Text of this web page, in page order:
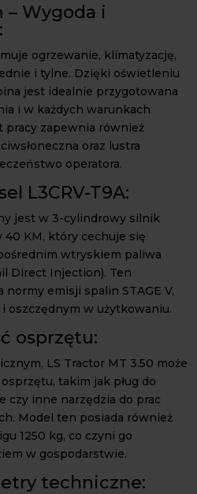
Wygoda i
ogrzewanie, klimatyzację,
i tylne. Dzięki oświetleniu
jest idealnie przygotowana
i w każdych warunkach
pracy zapewnia również
oraz lustra
operatora.
L3CRV-T9A:
jest w 3-cylindrowy silnik
40 KM, który cechuje się
wtryskiem paliwa
Direct Injection). Ten
emisji spalin STAGE V,
oszczędnym w użytkowaniu.
osprzętu:
LS Tractor MT 3.50 może
takim jak pług do
czy inne narzędzia do prac
Model ten posiada również
1250 kg, co czyni go
w gospodarstwie.
techniczne: